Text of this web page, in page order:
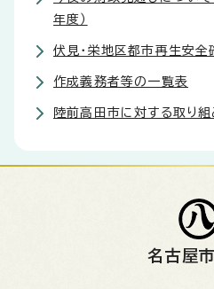
年度）
伏見・栄地区都市再生安全
作成義務者等の一覧表
陸前高田市に対する取り組
名古屋